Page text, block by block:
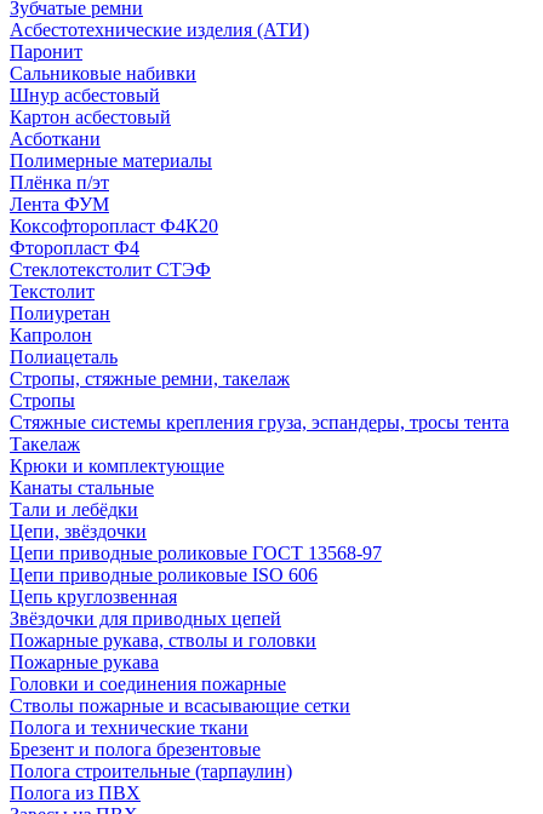
Зубчатые ремни
Асбестотехнические изделия (АТИ)
Паронит
Сальниковые набивки
Шнур асбестовый
Картон асбестовый
Асботкани
Полимерные материалы
Плёнка п/эт
Лента ФУМ
Коксофторопласт Ф4К20
Фторопласт Ф4
Стеклотекстолит СТЭФ
Текстолит
Полиуретан
Капролон
Полиацеталь
Стропы, стяжные ремни, такелаж
Стропы
Стяжные системы крепления груза, эспандеры, тросы тента
Такелаж
Крюки и комплектующие
Канаты стальные
Тали и лебёдки
Цепи, звёздочки
Цепи приводные роликовые ГОСТ 13568-97
Цепи приводные роликовые ISO 606
Цепь круглозвенная
Звёздочки для приводных цепей
Пожарные рукава, стволы и головки
Пожарные рукава
Головки и соединения пожарные
Стволы пожарные и всасывающие сетки
Полога и технические ткани
Брезент и полога брезентовые
Полога строительные (тарпаулин)
Полога из ПВХ